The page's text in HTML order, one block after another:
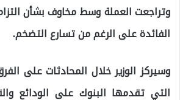
وتراجعت العملة وسط مخاوف بشأن
الفائدة على الرغم من تسارع التضخم.
وسيركز الوزير خلال المحادثات على
التي تقدمها البنوك على الودائع